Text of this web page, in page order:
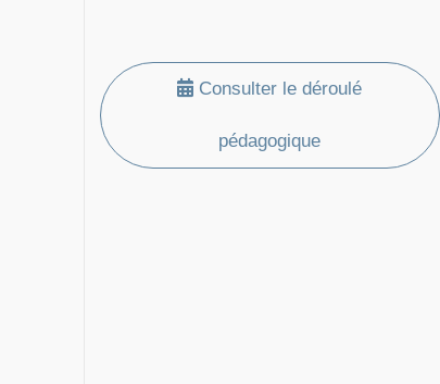
Consulter le déroulé
pédagogique